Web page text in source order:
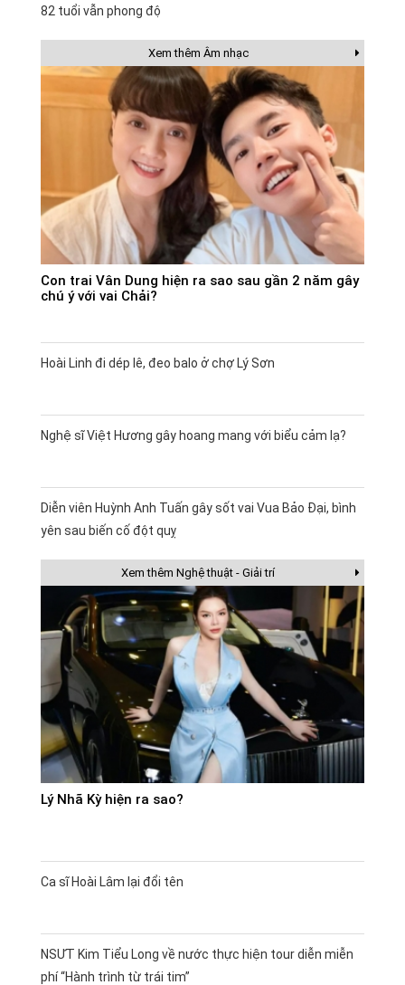
82 tuổi vẫn phong độ
Xem thêm Âm nhạc
Con trai Vân Dung hiện ra sao sau gần 2 năm gây
chú ý với vai Chải?
Hoài Linh đi dép lê, đeo balo ở chợ Lý Sơn
Nghệ sĩ Việt Hương gây hoang mang với biểu cảm lạ?
Diễn viên Huỳnh Anh Tuấn gây sốt vai Vua Bảo Đại, bình
yên sau biến cố đột quỵ
Xem thêm Nghệ thuật - Giải trí
Lý Nhã Kỳ hiện ra sao?
Ca sĩ Hoài Lâm lại đổi tên
NSƯT Kim Tiểu Long về nước thực hiện tour diễn miễn
phí “Hành trình từ trái tim”